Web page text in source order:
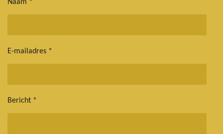
Naam *
E-mailadres *
Bericht *